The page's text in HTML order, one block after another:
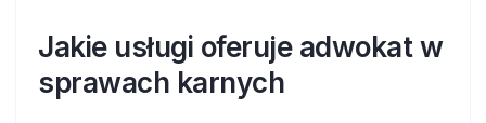
Jakie usługi oferuje adwokat w
sprawach karnych